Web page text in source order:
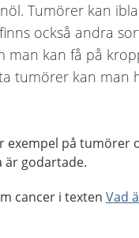
Tumörer kan
också andra
man kan få på
tumörer kan man
exempel på tumörer
är godartade.
cancer i texten Vad